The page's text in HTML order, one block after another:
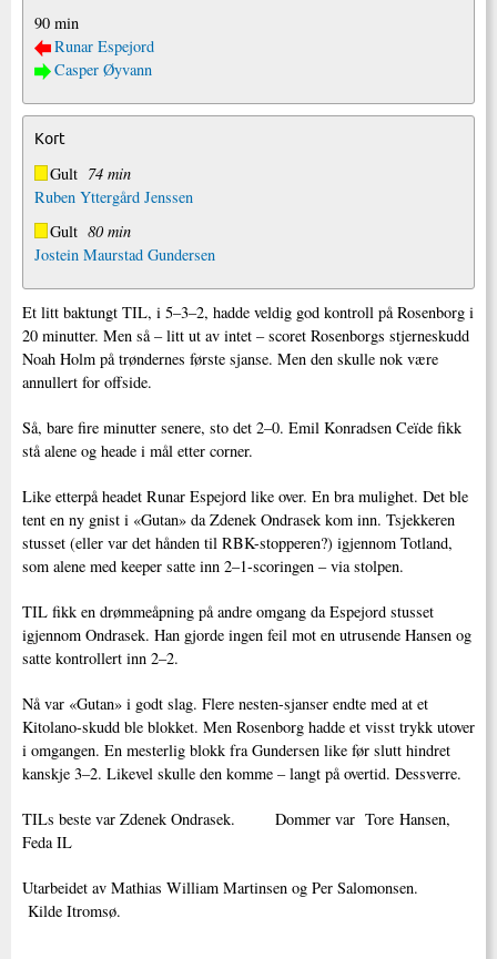
90 min
Runar Espejord
Casper Øyvann
Kort
Gult 74 min
Ruben Yttergård Jenssen
Gult 80 min
Jostein Maurstad Gundersen
Et litt baktungt TIL, i 5–3–2, hadde veldig god kontroll på Rosenborg i
20 minutter. Men så – litt ut av intet – scoret Rosenborgs stjerneskudd
Noah Holm på trøndernes første sjanse. Men den skulle nok være
annullert for offside.
Så, bare fire minutter senere, sto det 2–0. Emil Konradsen Ceïde fikk
stå alene og heade i mål etter corner.
Like etterpå headet Runar Espejord like over. En bra mulighet. Det ble
tent en ny gnist i «Gutan» da Zdenek Ondrasek kom inn. Tsjekkeren
stusset (eller var det hånden til RBK-stopperen?) igjennom Totland,
som alene med keeper satte inn 2–1-scoringen – via stolpen.
TIL fikk en drømmeåpning på andre omgang da Espejord stusset
igjennom Ondrasek. Han gjorde ingen feil mot en utrusende Hansen og
satte kontrollert inn 2–2.
Nå var «Gutan» i godt slag. Flere nesten-sjanser endte med at et
Kitolano-skudd ble blokket. Men Rosenborg hadde et visst trykk utover
i omgangen. En mesterlig blokk fra Gundersen like før slutt hindret
kanskje 3–2. Likevel skulle den komme – langt på overtid. Dessverre.
TILs beste var Zdenek Ondrasek. Dommer var Tore Hansen,
Feda IL
Utarbeidet av Mathias William Martinsen og Per Salomonsen.
Kilde Itromsø.